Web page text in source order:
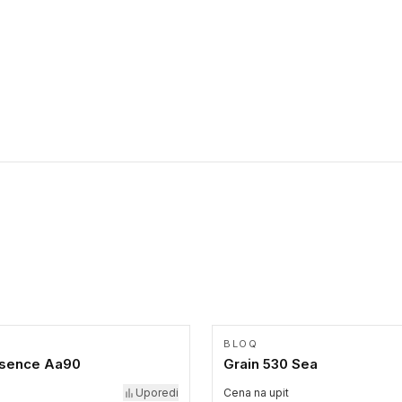
Aa90
Uporedi
BLOQ
Grain 530 Sea
Cena na upit